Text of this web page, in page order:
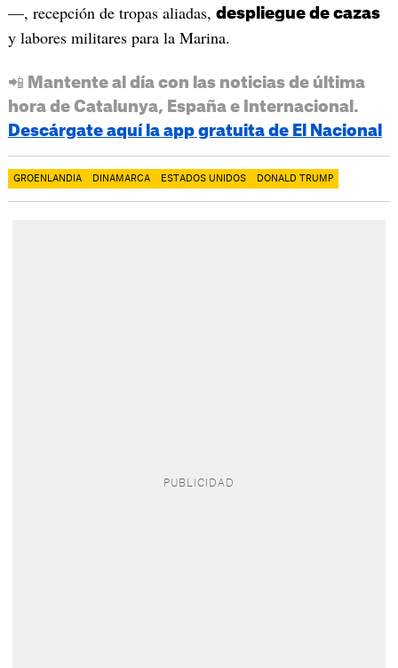
—, recepción de tropas aliadas, despliegue de cazas
y labores militares para la Marina.
📲 Mantente al día con las noticias de última
hora de Catalunya, España e Internacional.
Descárgate aquí la app gratuita de El Nacional
GROENLANDIA DINAMARCA ESTADOS UNIDOS DONALD TRUMP